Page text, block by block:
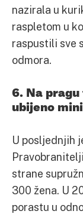
nazirala u
raspletom u
raspustili sve
odmora.
6. Na
ubijeno
U posljednjih
strane
300 žena. U
porastu u